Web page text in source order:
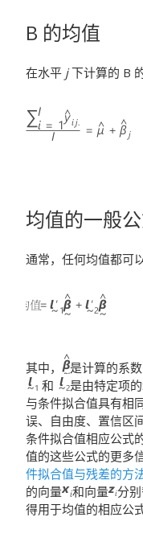
B 的均值
在水平 j下计算的 B
均值的一般
通常，任何均值都可
其中， 是计算的系数
和
是由特定项
与条件拟合值具有相
误、自由度、置信区
条件拟合值相应公式
值的这些公式的更多
件拟合值与残差的方
的向量
和向量 分
得用于均值的相应公式